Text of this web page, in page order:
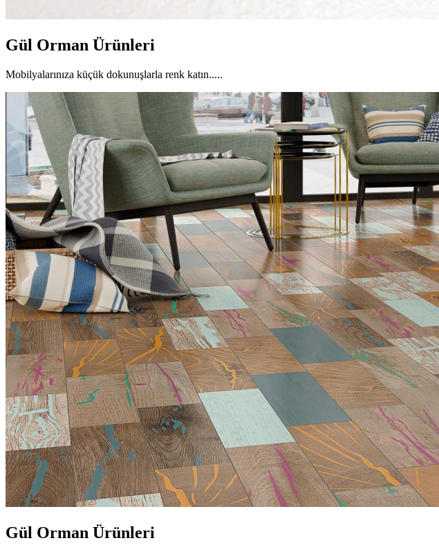
Gül Orman Ürünleri
Mobilyalarınıza küçük dokunuşlarla renk katın.....
Gül Orman Ürünleri